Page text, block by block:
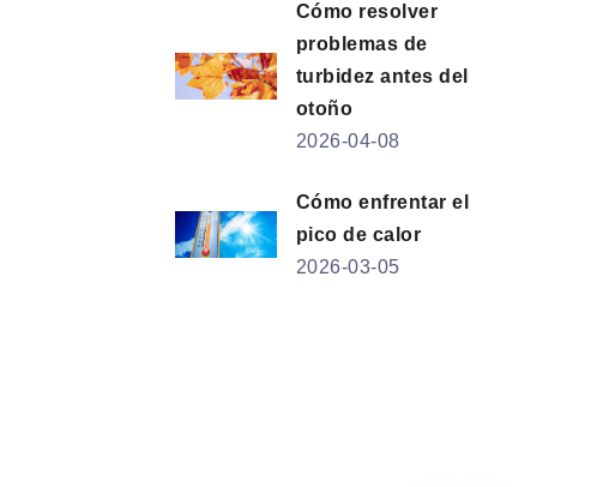
Cómo resolver
problemas de
turbidez antes del
otoño
2026-04-08
Cómo enfrentar el
pico de calor
2026-03-05